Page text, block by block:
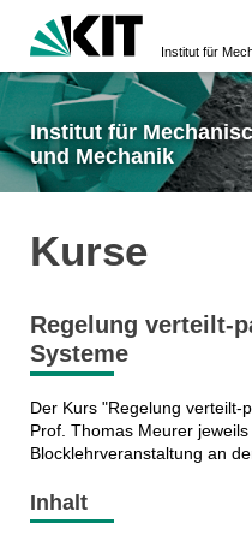
Institut für
und Mechanik
Kurse
Regelung verteilt-
Systeme
Der Kurs "Regelung verteilt-
Prof. Thomas Meurer
Blocklehrveranstaltung an
Inhalt